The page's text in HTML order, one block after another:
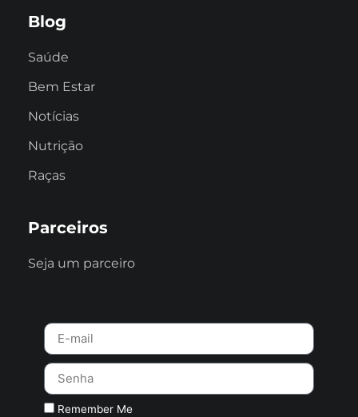
Blog
Saúde
Bem Estar
Notícias
Nutrição
Raças
Parceiros
Seja um parceiro
Remember Me